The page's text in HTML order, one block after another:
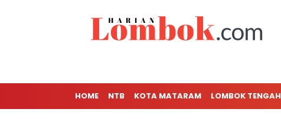
HOME NTB KOTA MATARAM LOMBOK TENGAH